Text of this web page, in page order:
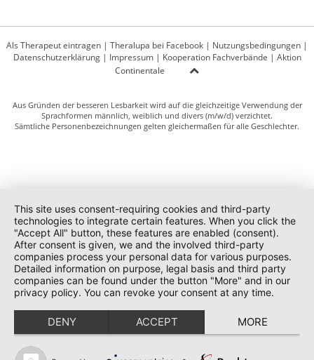
Als Therapeut eintragen | Theralupa bei Facebook | Nutzungsbedingungen |
Datenschutzerklärung| Impressum| Kooperation Fachverbände | Aktion
Continentale
Aus Gründen der besseren Lesbarkeit wird auf die gleichzeitige Verwendung der
Sprachformen männlich, weiblich und divers (m/w/d) verzichtet.
Sämtliche Personenbezeichnungen gelten gleichermaßen für alle Geschlechter.
This site uses consent-requiring cookies and third-party
technologies to integrate certain features. When you click the
"Accept All" button, these features are enabled (consent).
After consent is given, we and the involved third-party
companies process your personal data for various purposes.
Detailed information on purpose, legal basis and third party
companies can be found under the button "More" and in our
privacy policy. You can revoke your consent at any time.
DENY ACCEPT MORE